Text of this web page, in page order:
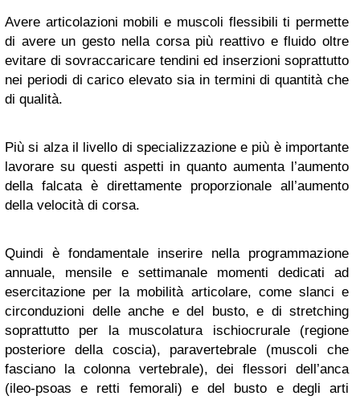
Avere articolazioni mobili e muscoli flessibili ti permette
di avere un gesto nella corsa più reattivo e fluido oltre
evitare di sovraccaricare tendini ed inserzioni soprattutto
nei periodi di carico elevato sia in termini di quantità che
di qualità.
Più si alza il livello di specializzazione e più è importante
lavorare su questi aspetti in quanto aumenta l’aumento
della falcata è direttamente proporzionale all’aumento
della velocità di corsa.
Quindi è fondamentale inserire nella programmazione
annuale, mensile e settimanale momenti dedicati ad
esercitazione per la mobilità articolare, come slanci e
circonduzioni delle anche e del busto, e di stretching
soprattutto per la muscolatura ischiocrurale (regione
posteriore della coscia), paravertebrale (muscoli che
fasciano la colonna vertebrale), dei flessori dell’anca
(ileo-psoas e retti femorali) e del busto e degli arti